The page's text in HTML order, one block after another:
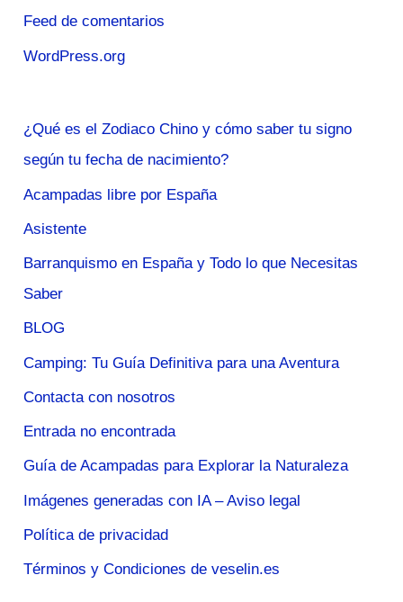
Feed de comentarios
WordPress.org
¿Qué es el Zodiaco Chino y cómo saber tu signo
según tu fecha de nacimiento?
Acampadas libre por España
Asistente
Barranquismo en España y Todo lo que Necesitas
Saber
BLOG
Camping: Tu Guía Definitiva para una Aventura
Contacta con nosotros
Entrada no encontrada
Guía de Acampadas para Explorar la Naturaleza
Imágenes generadas con IA – Aviso legal
Política de privacidad
Términos y Condiciones de veselin.es